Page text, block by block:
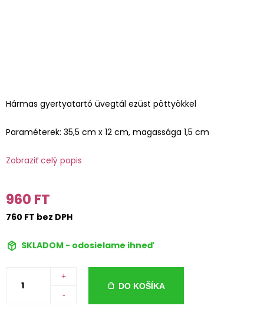
Hármas gyertyatartó üvegtál ezüst pöttyökkel
Paraméterek: 35,5 cm x 12 cm, magassága 1,5 cm
Zobraziť celý popis
960 FT
760 FT bez DPH
SKLADOM - odosielame ihneď
+
-
DO KOŠÍKA